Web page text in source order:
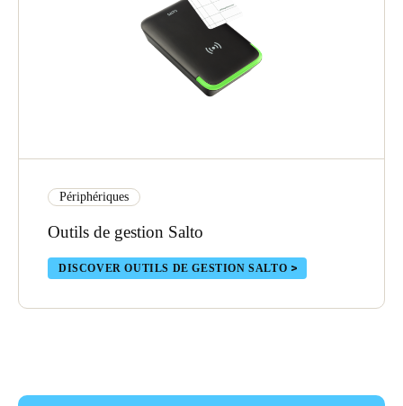
Périphériques
Outils de gestion Salto
DISCOVER OUTILS DE GESTION SALTO